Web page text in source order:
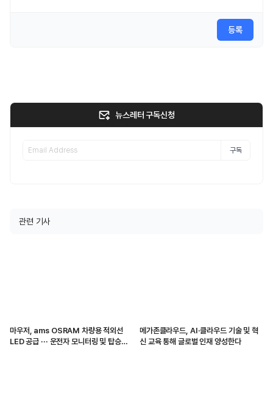
등록
뉴스레터 구독신청
구독
관련 기사
마우저, ams OSRAM 차량용 적외선
LED 공급 ··· 운전자 모니터링 및 탑승자
메가존클라우드, AI·클라우드 기술 및 혁
신 교육 통해 글로벌 인재 양성한다